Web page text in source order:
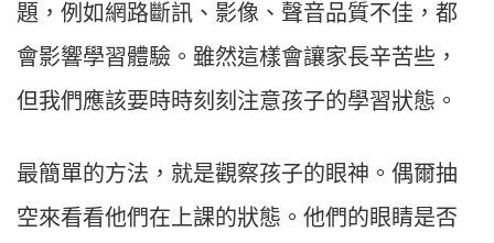
題，例如網路斷訊、影像、聲音品質不佳，都
會影響學習體驗。雖然這樣會讓家長辛苦些，
但我們應該要時時刻刻注意孩子的學習狀態。​
最簡單的方法，就是觀察孩子的眼神。偶爾抽
空來看看他們在上課的狀態。他們的眼睛是否